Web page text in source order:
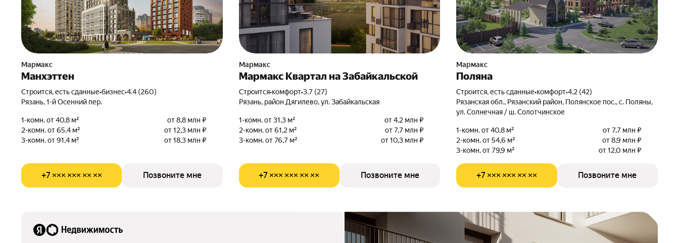
Мармакс
Манхэттен
Строится, есть сданные•бизнес•4.4 (260)
Рязань, 1-й Осенний пер.
1-комн. от 40,8 м²
от 8,8 млн ₽
2-комн. от 65,4 м²
от 12,3 млн ₽
3-комн. от 91,4 м²
от 18,3 млн ₽
+7 ××× ××× ×× ×× Позвоните мне
Мармакс
Мармакс Квартал на Забайкальской
Строится•комфорт•3.7 (27)
Рязань, район Дягилево, ул. Забайкальская
1-комн. от 31,3 м²
от 4,2 млн ₽
2-комн. от 61,2 м²
от 7,7 млн ₽
3-комн. от 76,7 м²
от 10,3 млн ₽
+7 ××× ××× ×× ×× Позвоните мне
Мармакс
Поляна
Строится, есть сданные•комфорт•4.2 (42)
Рязанская обл., Рязанский район, Полянское пос., с. Поляны,
ул. Солнечная / ш. Солотчинское
1-комн. от 40,8 м²
от 7,7 млн ₽
2-комн. от 54,6 м²
от 8,9 млн ₽
3-комн. от 79,9 м²
от 12,0 млн ₽
+7 ××× ××× ×× ×× Позвоните мне